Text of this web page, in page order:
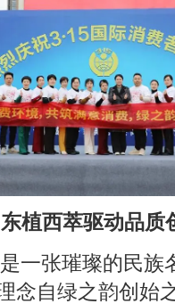
植西萃驱动品质
一张璀璨的民族
念自绿之韵创始